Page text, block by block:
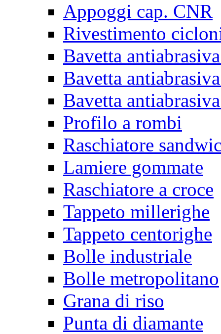
Appoggi cap. CNR
Rivestimento
Bavetta
Bavetta
Bavetta
Profilo a rombi
Raschiatore
Lamiere gommate
Raschiatore a croce
Tappeto millerighe
Tappeto centorighe
Bolle industriale
Bolle metropolitano
Grana di riso
Punta di diamante